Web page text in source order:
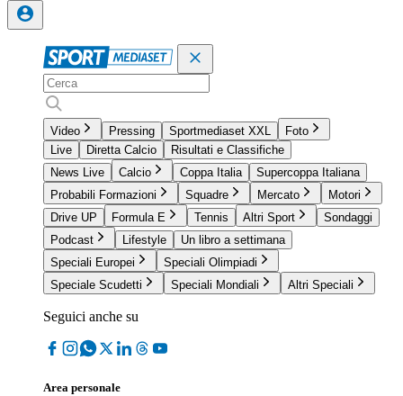
Video Pressing Sportmediaset XXL
Foto
Live
Diretta Calcio
Risultati e Classifiche
News Live
Calcio Coppa Italia
Supercoppa Italiana
Probabili Formazioni
Squadre Mercato
Motori
Drive UP
Formula E Tennis Altri Sport
Sondaggi
Podcast
Lifestyle
Un libro a settimana
Speciali Europei
Speciali Olimpiadi
Speciale Scudetti
Speciali Mondiali Altri Speciali
Seguici anche su
Area personale